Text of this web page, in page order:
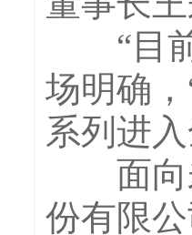
“目前
场明确
系列进
面向未
份有限